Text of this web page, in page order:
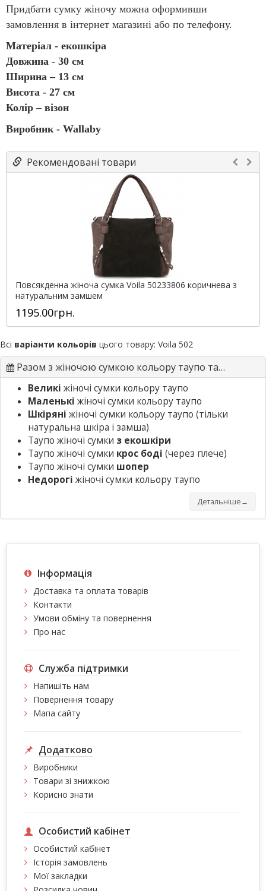
Придбати сумку жіночу можна оформивши
замовлення в інтернет магазині або по телефону.
Матеріал - екошкіра
Довжина - 30 см
Ширина – 13 см
Висота - 27 см
Колір – візон
Виробник - Wallaby
Рекомендовані товари
Повсякденна жіноча сумка Voila 50233806 коричнева з
натуральним замшем
1195.00грн.
Всі варіанти кольорів цього товару: Voila 502
Разом з жіночою сумкою кольору таупо також шукають
Великі жіночі сумки кольору таупо
Маленькі жіночі сумки кольору таупо
Шкіряні жіночі сумки кольору таупо (тільки
натуральна шкіра і замша)
Таупо жіночі сумки з екошкіри
Таупо жіночі сумки крос боді (через плече)
Таупо жіночі сумки шопер
Недорогі жіночі сумки кольору таупо
Детальніше→
Інформація
Доставка та оплата товарів
Контакти
Умови обміну та повернення
Про нас
Служба підтримки
Напишіть нам
Повернення товару
Мапа сайту
Додатково
Виробники
Товари зі знижкою
Корисно знати
Особистий кабінет
Особистий кабінет
Історія замовлень
Мої закладки